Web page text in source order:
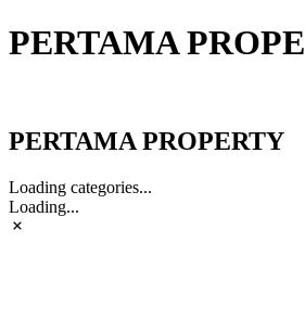
PERTAMA
PERTAMA PROPERTY
Loading categories...
Loading...